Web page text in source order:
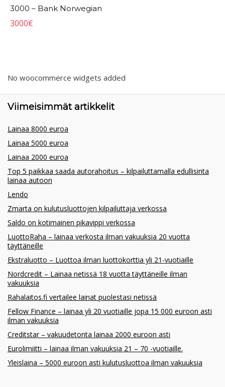
3000 – Bank Norwegian
3000€
No woocommerce widgets added
Viimeisimmät artikkelit
Lainaa 8000 euroa
Lainaa 5000 euroa
Lainaa 2000 euroa
Top 5 paikkaa saada autorahoitus – kilpailuttamalla edullisinta
lainaa autoon
Lendo
Zmarta on kulutusluottojen kilpailuttaja verkossa
Saldo on kotimainen pikavippi verkossa
LuottoRaha – lainaa verkosta ilman vakuuksia 20 vuotta
täyttäneille
Ekstraluotto – Luottoa ilman luottokorttia yli 21-vuotiaille
Nordcredit – Lainaa netissä 18 vuotta täyttäneille ilman
vakuuksia
Rahalaitos.fi vertailee lainat puolestasi netissä
Fellow Finance – lainaa yli 20 vuotiaille jopa 15 000 euroon asti
ilman vakuuksia
Creditstar – vakuudetonta lainaa 2000 euroon asti
Eurolimiitti – lainaa ilman vakuuksia 21 – 70 -vuotiaille.
Yleislaina – 5000 euroon asti kulutusluottoa ilman vakuuksia